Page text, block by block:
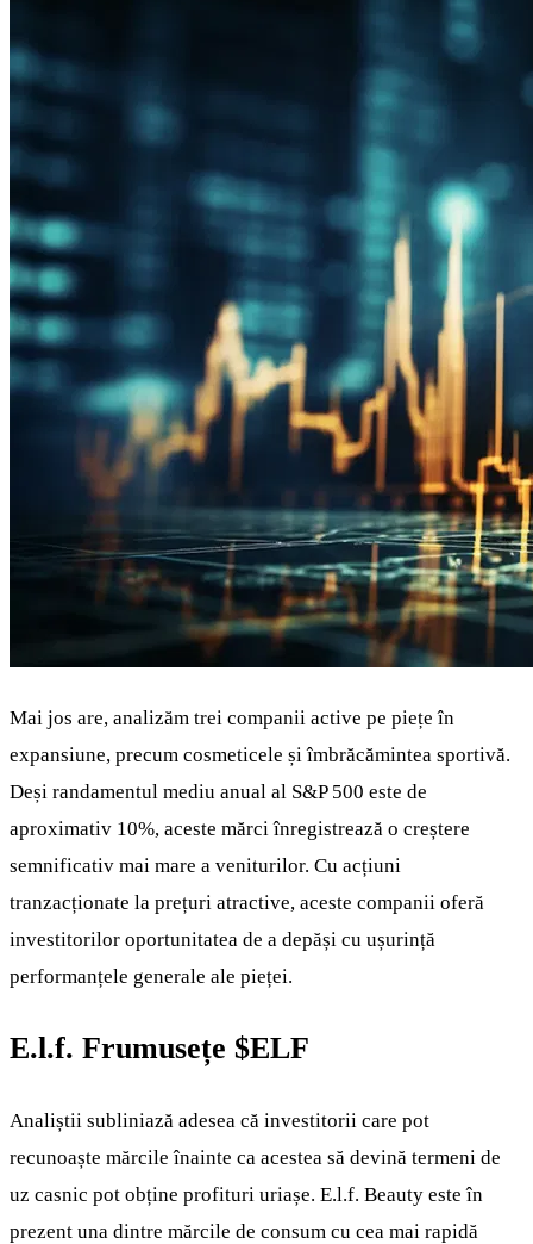
Mai jos are, analizăm trei companii active pe piețe în
expansiune, precum cosmeticele și îmbrăcămintea sportivă.
Deși randamentul mediu anual al S&P 500 este de
aproximativ 10%, aceste mărci înregistrează o creștere
semnificativ mai mare a veniturilor. Cu acțiuni
tranzacționate la prețuri atractive, aceste companii oferă
investitorilor oportunitatea de a depăși cu ușurință
performanțele generale ale pieței.
E.l.f. Frumusețe $ELF
Analiștii subliniază adesea că investitorii care pot
recunoaște mărcile înainte ca acestea să devină termeni de
uz casnic pot obține profituri uriașe. E.l.f. Beauty este în
prezent una dintre mărcile de consum cu cea mai rapidă